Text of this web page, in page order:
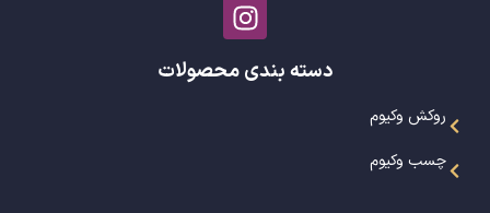
دسته بندی محصولات
روکش وکیوم
چسب وکیوم